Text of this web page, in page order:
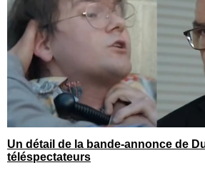
Un détail de la bande-annonce de
téléspectateurs